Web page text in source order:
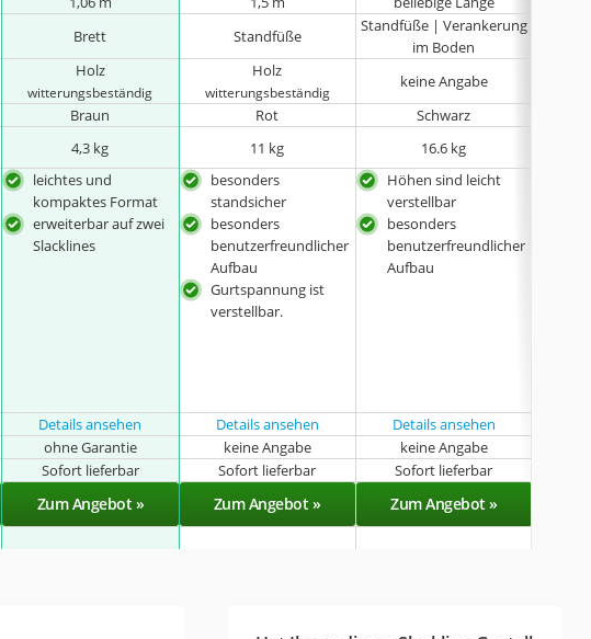
Brett Standfüße
Standfüße | Verankerung
im Boden
Holz
witterungsbeständig
Holz
witterungsbeständig
keine Angabe
Braun Rot
Schwarz
4,3 kg 11 kg ‎16.6 kg
leichtes und
kompaktes Format
erweiterbar auf zwei
Slacklines
besonders
standsicher
besonders
benutzerfreundlicher
Aufbau
Gurtspannung ist
verstellbar.
Höhen sind leicht
verstellbar
besonders
benutzerfreundlicher
Aufbau
Details ansehen Details ansehen
Details ansehen
ohne Garantie keine Angabe
keine Angabe
Sofort lieferbar Sofort lieferbar Sofort lieferbar
Zum Angebot » Zum Angebot » Zum Angebot »